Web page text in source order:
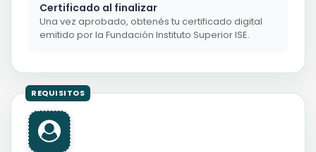
Certificado al finalizar
Una vez aprobado, obtenés tu certificado digital
emitido por la Fundación Instituto Superior ISE.